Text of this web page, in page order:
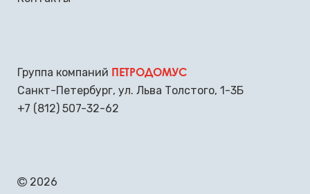
Группа компаний ПЕТРОДОМУС
Санкт-Петербург, ул. Льва Толстого, 1-3Б
+7 (812) 507-32-62
2026